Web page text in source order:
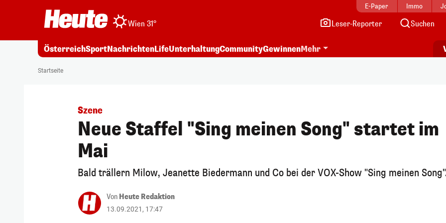
E-Paper Immo
Wien 31° Leser-Reporter Suchen
ÖsterreichSportNachrichtenLifeUnterhaltungCommunityGewinnenMehr
Startseite
Szene
Neue Staffel "Sing meinen Song" startet im
Mai
Bald trällern Milow, Jeanette Biedermann und Co bei der VOX-Show "Sing meinen
Von Heute Redaktion
13.09.2021, 17:47